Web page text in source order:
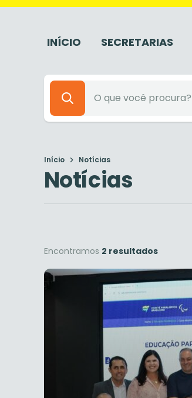
INÍCIO SECRETARIAS
Início Notícias
Notícias
Encontramos 2 resultados